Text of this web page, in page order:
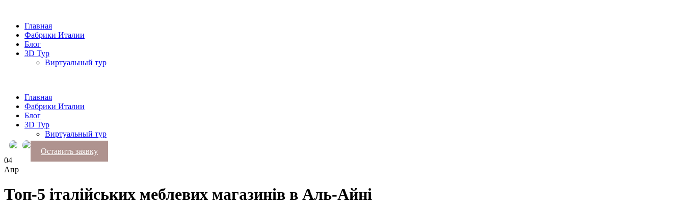
Главная
Фабрики Италии
Блог
3D Тур
Виртуальный тур
Главная
Фабрики Италии
Блог
3D Тур
Виртуальный тур
Оставить заявку
04
Апр
Топ-5 італійських меблевих магазинів в Аль-Айні